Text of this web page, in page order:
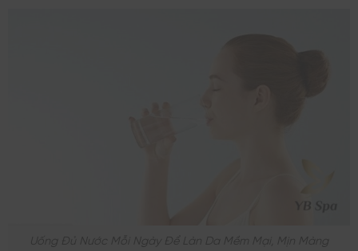
Uống Đủ Nước Mỗi Ngày Để Làn Da Mềm Mại, Mịn Màng